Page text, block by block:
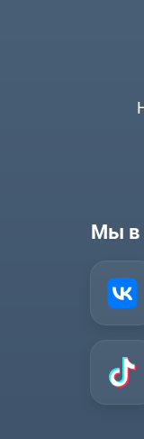
Мы в